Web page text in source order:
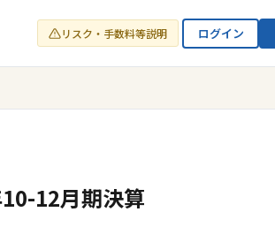
リスク・手数料等説明 ログイン
12月期決算